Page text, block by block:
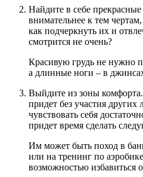
Найдите в себе
внимательнее к тем
как подчеркнуть их и
смотрится не очень?
Красивую грудь не нужно
а длинные ноги – в
Выйдите из зоны
придет без участия других
чувствовать себя
придет время сделать
Им может быть поход в
или на тренинг по
возможностью избавиться